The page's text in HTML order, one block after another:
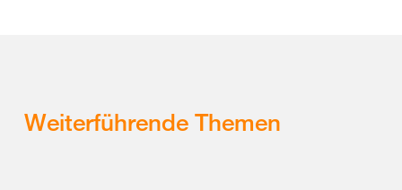
Weiterführende Themen